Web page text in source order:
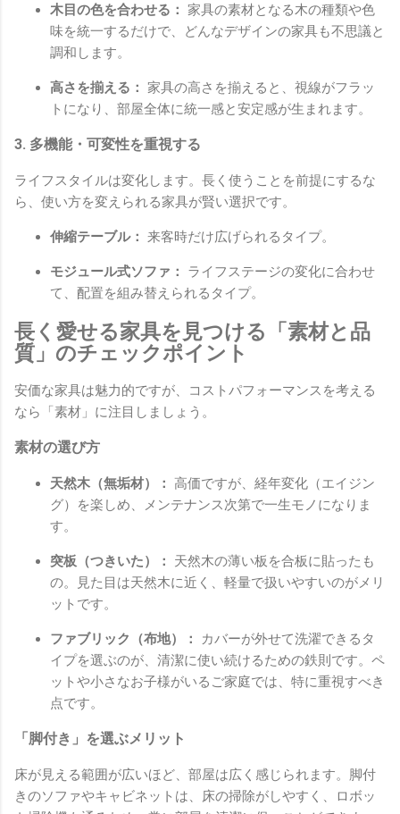
木目の色を合わせる： 家具の素材となる木の種類や色
味を統一するだけで、どんなデザインの家具も不思議と
調和します。
高さを揃える： 家具の高さを揃えると、視線がフラッ
トになり、部屋全体に統一感と安定感が生まれます。
3. 多機能・可変性を重視する
ライフスタイルは変化します。長く使うことを前提にするな
ら、使い方を変えられる家具が賢い選択です。
伸縮テーブル： 来客時だけ広げられるタイプ。
モジュール式ソファ：
ライフステージの変化に合わせ
て、配置を組み替えられるタイプ。
長く愛せる家具を見つける「素材と品
質」のチェックポイント
安価な家具は魅力的ですが、コストパフォーマンスを考える
なら「素材」に注目しましょう。
素材の選び方
天然木（無垢材）： 高価ですが、経年変化（エイジン
グ）を楽しめ、メンテナンス次第で一生モノになりま
す。
突板（つきいた）：
天然木の薄い板を合板に貼ったも
の。見た目は天然木に近く、軽量で扱いやすいのがメリ
ットです。
ファブリック（布地）：
カバーが外せて洗濯できるタ
イプを選ぶのが、清潔に使い続けるための鉄則です。ペ
ットや小さなお子様がいるご家庭では、特に重視すべき
点です。
「脚付き」を選ぶメリット
床が見える範囲が広いほど、部屋は広く感じられます。脚付
きのソファやキャビネットは、床の掃除がしやすく、ロボッ